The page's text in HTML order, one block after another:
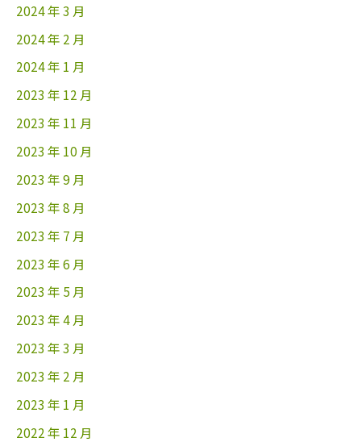
2024 年 3 月
2024 年 2 月
2024 年 1 月
2023 年 12 月
2023 年 11 月
2023 年 10 月
2023 年 9 月
2023 年 8 月
2023 年 7 月
2023 年 6 月
2023 年 5 月
2023 年 4 月
2023 年 3 月
2023 年 2 月
2023 年 1 月
2022 年 12 月